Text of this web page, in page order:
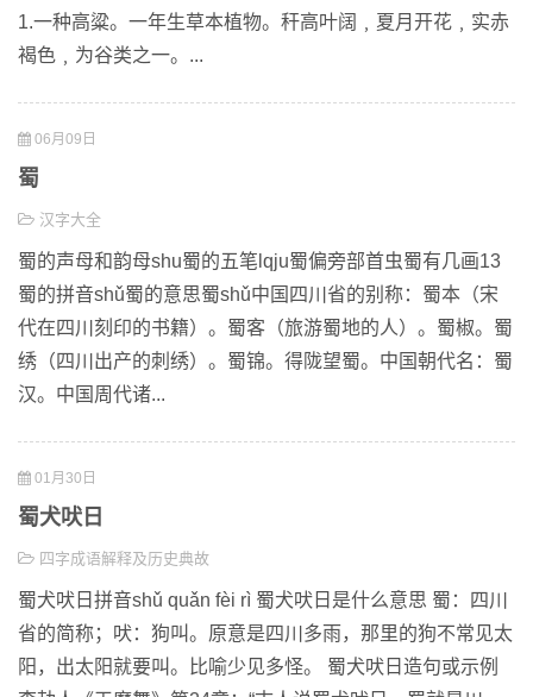
1.一种高粱。一年生草本植物。秆高叶阔﹐夏月开花﹐实赤
褐色﹐为谷类之一。...
06月09日
蜀
汉字大全
蜀的声母和韵母shu蜀的五笔lqju蜀偏旁部首虫蜀有几画13
蜀的拼音shǔ蜀的意思蜀shǔ中国四川省的别称：蜀本（宋
代在四川刻印的书籍）。蜀客（旅游蜀地的人）。蜀椒。蜀
绣（四川出产的刺绣）。蜀锦。得陇望蜀。中国朝代名：蜀
汉。中国周代诸...
01月30日
蜀犬吠日
四字成语解释及历史典故
蜀犬吠日拼音shǔ quǎn fèi rì 蜀犬吠日是什么意思 蜀：四川
省的简称；吠：狗叫。原意是四川多雨，那里的狗不常见太
阳，出太阳就要叫。比喻少见多怪。 蜀犬吠日造句或示例